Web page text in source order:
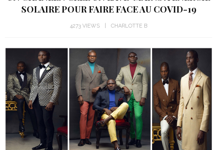
SOLAIRE POUR FAIRE FACE AU COVID-19
4273 VIEWS CHARLOTTE B